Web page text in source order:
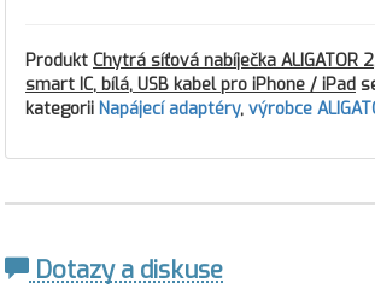
Produkt Chytrá síťová nabíječka ALIGATOR
smart IC, bílá, USB kabel pro iPhone / iPad
kategorii Napájecí adaptéry, výrobce
Dotazy a diskuse